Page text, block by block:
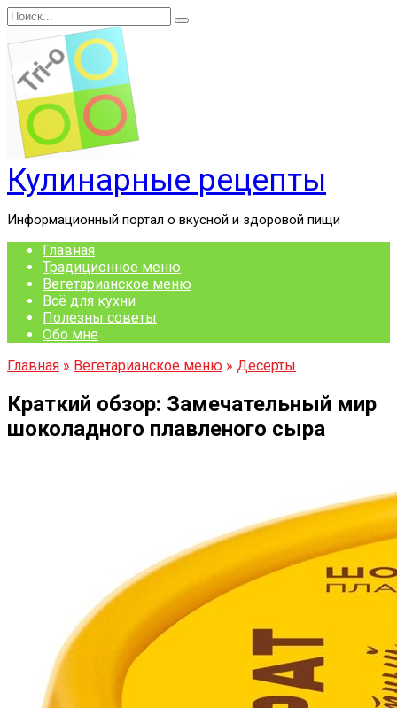
Перейти
к
содержанию
Search
for:
Кулинарные рецепты
Информационный портал о вкусной и здоровой пищи
Главная
Традиционное меню
Вегетарианское меню
Всё для кухни
Полезны советы
Обо мне
Главная » Вегетарианское меню » Десерты
Краткий обзор: Замечательный мир
шоколадного плавленого сыра